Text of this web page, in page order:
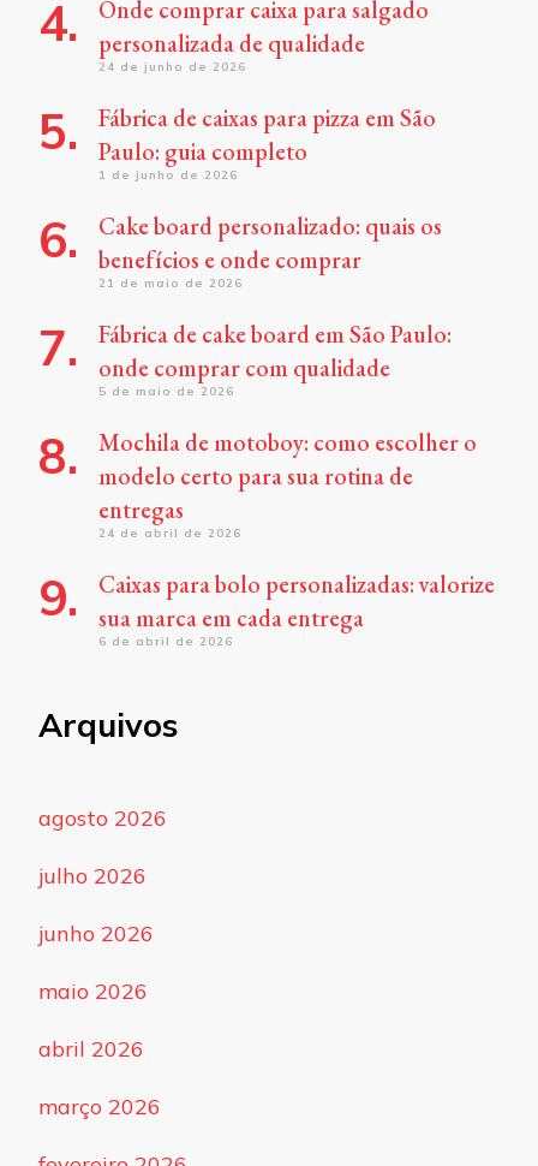
Onde comprar caixa para salgado
personalizada de qualidade
24 de junho de 2026
Fábrica de caixas para pizza em São
Paulo: guia completo
1 de junho de 2026
Cake board personalizado: quais os
benefícios e onde comprar
21 de maio de 2026
Fábrica de cake board em São Paulo:
onde comprar com qualidade
5 de maio de 2026
Mochila de motoboy: como escolher o
modelo certo para sua rotina de
entregas
24 de abril de 2026
Caixas para bolo personalizadas: valorize
sua marca em cada entrega
6 de abril de 2026
Arquivos
agosto 2026
julho 2026
junho 2026
maio 2026
abril 2026
março 2026